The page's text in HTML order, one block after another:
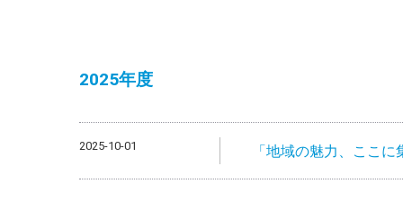
2025年度
2025-10-01 「地域の魅力、ここ